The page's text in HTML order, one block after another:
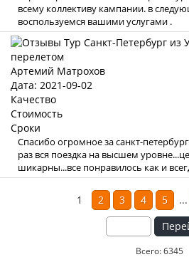
всему коллективу кампании. в
воспользуемся вашими услугами .
Артемий Матрохов
Дата: 2021-09-02
Качество
Стоимость
Сроки
Спасибо огромное за санкт-
раз вся поездка на высшем
шикарны...все понравилось как и
1 2 3 4 5 ...
Всего: 6345